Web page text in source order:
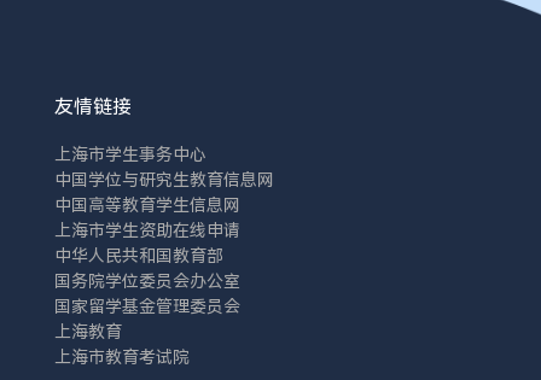
友情链接
上海市学生事务中心
中国学位与研究生教育信息网
中国高等教育学生信息网
上海市学生资助在线申请
中华人民共和国教育部
国务院学位委员会办公室
国家留学基金管理委员会
上海教育
上海市教育考试院